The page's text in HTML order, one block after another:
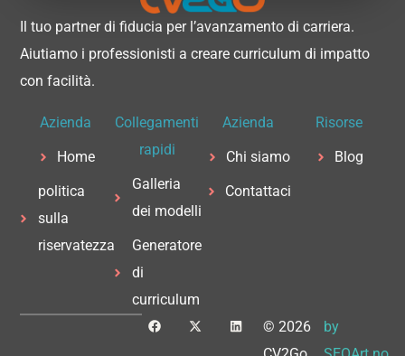
Il tuo partner di fiducia per l’avanzamento di carriera.
Aiutiamo i professionisti a creare curriculum di impatto
con facilità.
Azienda
Home
politica
sulla
riservatezza
Collegamenti
rapidi
Galleria
dei modelli
Generatore
di
curriculum
Azienda
Chi siamo
Contattaci
Risorse
Blog
© 2026
by
F
a
X
-
L
i